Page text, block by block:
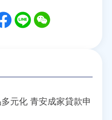
元化 青安成家貸款申